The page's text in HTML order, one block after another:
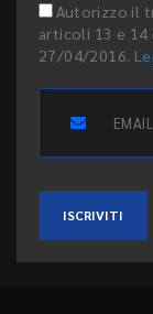
Autorizzo il
articoli 13 e 14
27/04/2016.
ISCRIVITI